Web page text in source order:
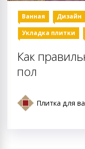
Ванная Дизайн
Укладка плитки
Как
пол
Плитка для